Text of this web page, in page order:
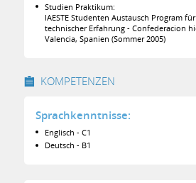
Studien Praktikum:
IAESTE Studenten Austausch Program
technischer Erfahrung - Confederacion
Valencia, Spanien (Sommer 2005)
KOMPETENZEN
Sprachkenntnisse:
Englisch - C1
Deutsch - B1